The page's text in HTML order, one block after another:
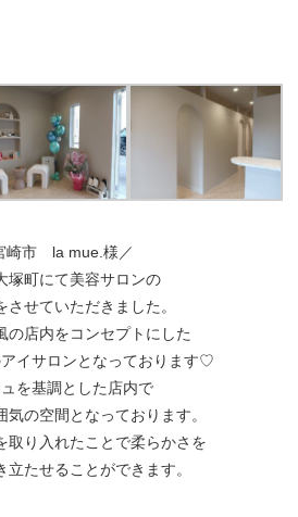
崎市 la mue.様／
塚町にて美容サロンの
させていただきました。
の店内をコンセプトにした
イサロンとなっております♡
を基調とした店内で
気の空間となっております。
取り入れたことで柔らかさを
立たせることができます。